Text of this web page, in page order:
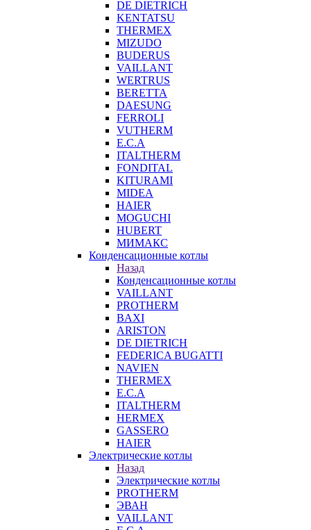
DE DIETRICH
KENTATSU
THERMEX
MIZUDO
BUDERUS
VAILLANT
WERTRUS
BERETTA
DAESUNG
FERROLI
VUTHERM
E.C.A
ITALTHERM
FONDITAL
KITURAMI
MIDEA
HAIER
MOGUCHI
HUBERT
МИМАКС
Конденсационные котлы
Назад
Конденсационные котлы
VAILLANT
PROTHERM
BAXI
ARISTON
DE DIETRICH
FEDERICA BUGATTI
NAVIEN
THERMEX
E.C.A
ITALTHERM
HERMEX
GASSERO
HAIER
Электрические котлы
Назад
Электрические котлы
PROTHERM
ЭВАН
VAILLANT